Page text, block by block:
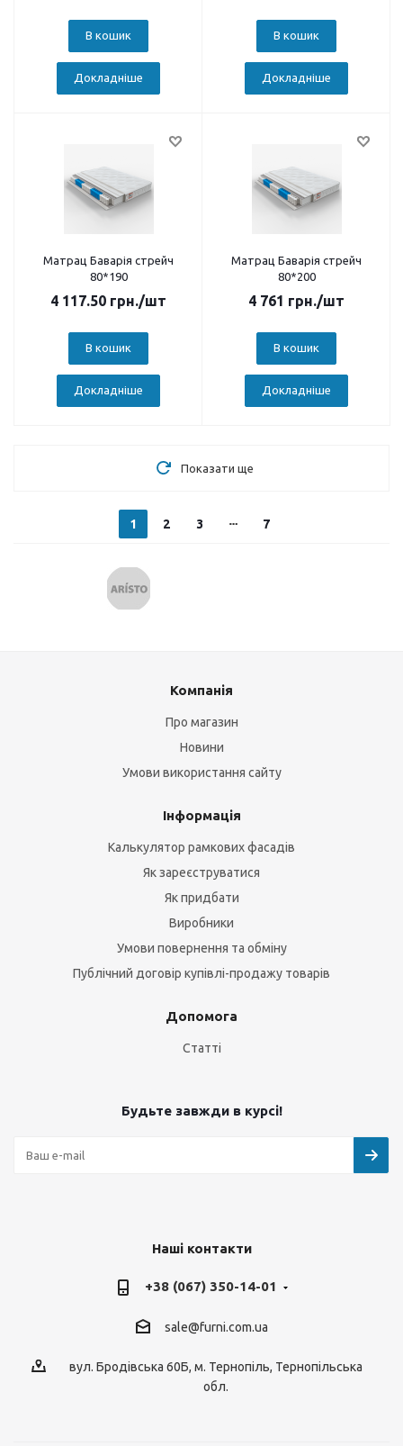
В кошик
Докладніше
В кошик
Докладніше
Матрац Баварія стрейч
80*190
4 117.50 грн./шт
В кошик
Докладніше
Матрац Баварія стрейч
80*200
4 761 грн./шт
В кошик
Докладніше
Показати ще
1 2 3 7
Компанія
Про магазин
Новини
Умови використання сайту
Інформація
Калькулятор рамкових фасадів
Як зареєструватися
Як придбати
Виробники
Умови повернення та обміну
Публічний договір купівлі-продажу товарів
Допомога
Статті
Будьте завжди в курсі!
Наші контакти
+38 (067) 350-14-01
sale@furni.com.ua
вул. Бродівська 60Б, м. Тернопіль, Тернопільська
обл.